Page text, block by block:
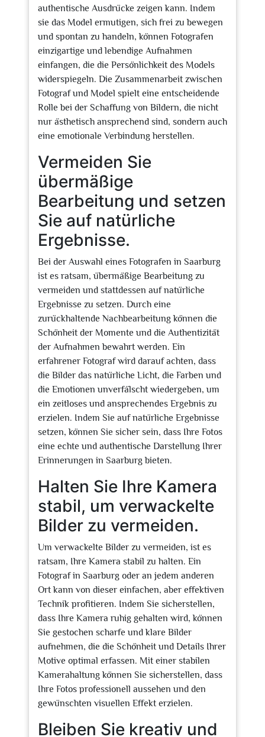
authentische Ausdrücke zeigen kann. Indem
sie das Model ermutigen, sich frei zu bewegen
und spontan zu handeln, können Fotografen
einzigartige und lebendige Aufnahmen
einfangen, die die Persönlichkeit des Models
widerspiegeln. Die Zusammenarbeit zwischen
Fotograf und Model spielt eine entscheidende
Rolle bei der Schaffung von Bildern, die nicht
nur ästhetisch ansprechend sind, sondern auch
eine emotionale Verbindung herstellen.
Vermeiden Sie
übermäßige
Bearbeitung und setzen
Sie auf natürliche
Ergebnisse.
Bei der Auswahl eines Fotografen in Saarburg
ist es ratsam, übermäßige Bearbeitung zu
vermeiden und stattdessen auf natürliche
Ergebnisse zu setzen. Durch eine
zurückhaltende Nachbearbeitung können die
Schönheit der Momente und die Authentizität
der Aufnahmen bewahrt werden. Ein
erfahrener Fotograf wird darauf achten, dass
die Bilder das natürliche Licht, die Farben und
die Emotionen unverfälscht wiedergeben, um
ein zeitloses und ansprechendes Ergebnis zu
erzielen. Indem Sie auf natürliche Ergebnisse
setzen, können Sie sicher sein, dass Ihre Fotos
eine echte und authentische Darstellung Ihrer
Erinnerungen in Saarburg bieten.
Halten Sie Ihre Kamera
stabil, um verwackelte
Bilder zu vermeiden.
Um verwackelte Bilder zu vermeiden, ist es
ratsam, Ihre Kamera stabil zu halten. Ein
Fotograf in Saarburg oder an jedem anderen
Ort kann von dieser einfachen, aber effektiven
Technik profitieren. Indem Sie sicherstellen,
dass Ihre Kamera ruhig gehalten wird, können
Sie gestochen scharfe und klare Bilder
aufnehmen, die die Schönheit und Details Ihrer
Motive optimal erfassen. Mit einer stabilen
Kamerahaltung können Sie sicherstellen, dass
Ihre Fotos professionell aussehen und den
gewünschten visuellen Effekt erzielen.
Bleiben Sie kreativ und